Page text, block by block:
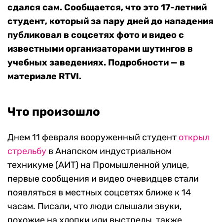
сдался сам. Сообщается, что это 17-летний
студент, который за пару дней до нападения
публиковал в соцсетях фото и видео с
известными организаторами шутингов в
учебных заведениях. Подробности — в
материале RTVI.
Что произошло
Днем 11 февраля вооруженный студент открыл
стрельбу в Анапском индустриальном
техникуме (АИТ) на Промышленной улице,
первые сообщения и видео очевидцев стали
появляться в местных соцсетях ближе к 14
часам. Писали, что люди слышали звуки,